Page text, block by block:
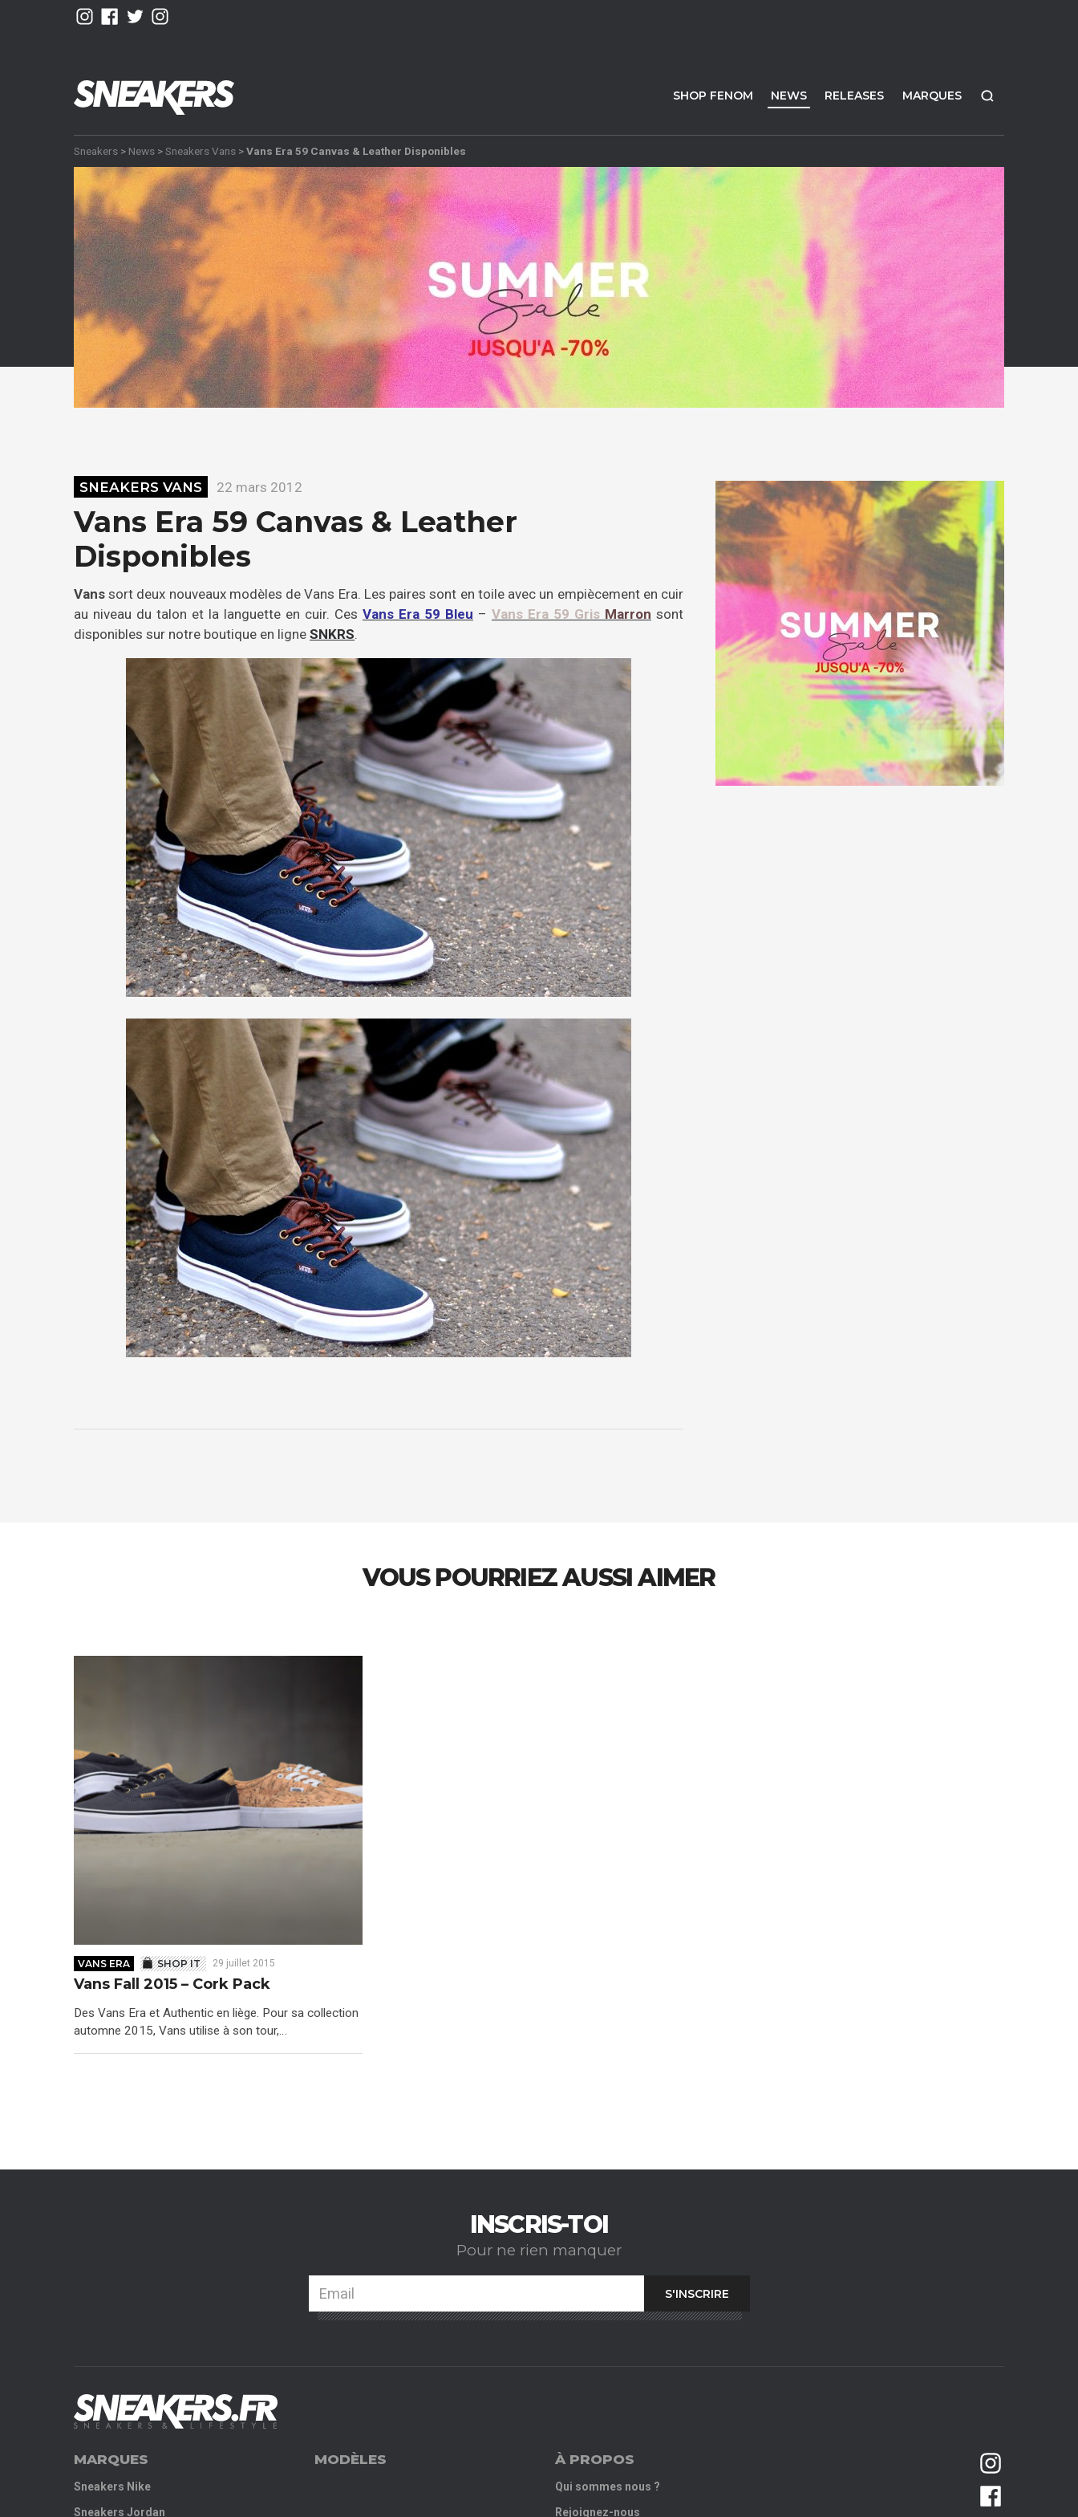
SHOP FENOM NEWS RELEASES MARQUES
Sneakers > News >Sneakers Vans >Vans Era 59 Canvas & Leather Disponibles
SNEAKERS VANS 22 mars 2012
Vans Era 59 Canvas & Leather
Disponibles
Vanssort deux nouveaux modèles de Vans Era. Les paires sont en toile avec un empiècement en cuir
au niveau du talon et la languette en cuir. Ces Vans Era 59 Bleu – Vans Era 59 Gris Marron sont
disponibles sur notre boutique en ligne SNKRS.
VOUS POURRIEZ AUSSI AIMER
VANS ERA SHOP IT 29 juillet 2015
Vans Fall 2015 – Cork Pack
Des Vans Era et Authentic en liège. Pour sa collection
automne 2015, Vans utilise à son tour,…
INSCRIS-TOI
Pour ne rien manquer
MARQUES
Sneakers Nike
Sneakers Jordan
MODÈLES À PROPOS
Qui sommes nous ?
Rejoignez-nous